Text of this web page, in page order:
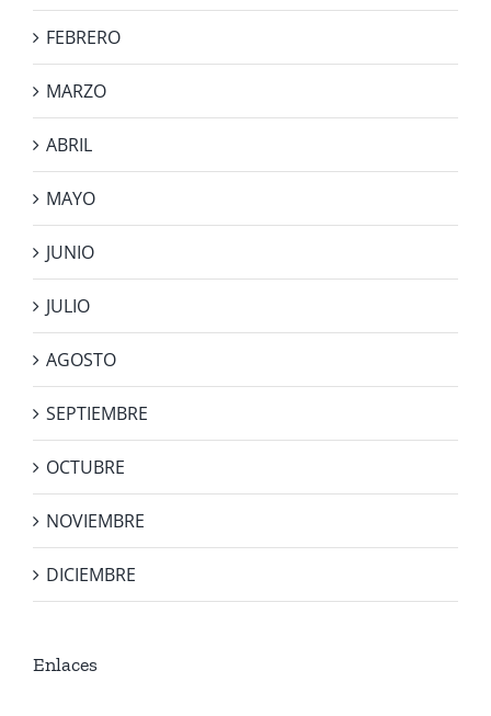
FEBRERO
MARZO
ABRIL
MAYO
JUNIO
JULIO
AGOSTO
SEPTIEMBRE
OCTUBRE
NOVIEMBRE
DICIEMBRE
Enlaces